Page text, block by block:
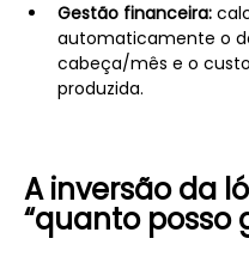
Gestão financeira:
automaticamente o
cabeça/mês e o
produzida.
A inversão da
“quanto posso